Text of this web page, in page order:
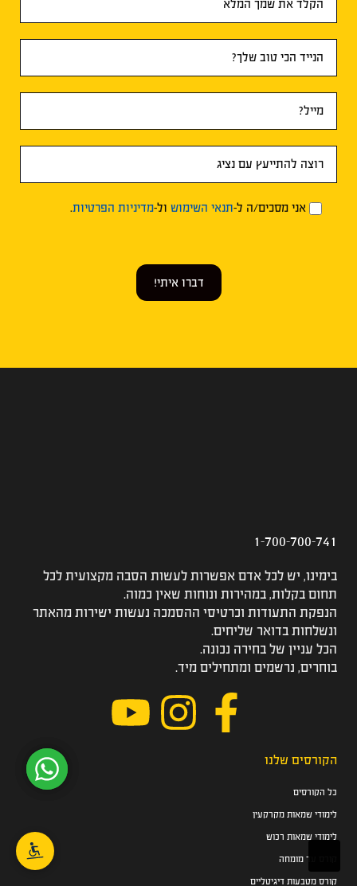
ראשי
אני מסכים/ה ל-תנאי השימוש ול-מדיניות הפרטיות.
דברו איתי!
1-700-700-741
בימינו, יש לכל אדם אפשרות לעשות הסבה מקצועית לכל
תחום בקלות, במהירות ונוחות שאין כמוה.
הנפקת התעודות וכרטיסי ההסמכה נעשות ישירות מהאתר
ונשלחות בדואר שליחים.
הכל עניין של בחירה נכונה.
בוחרים, נרשמים ומתחילים מיד.
הקורסים שלנו
כל הקורסים
לימודי שמאות מקרקעין
לימודי שמאות רכוש
קורס עד מומחה
קורס מטבעות דיגיטליים